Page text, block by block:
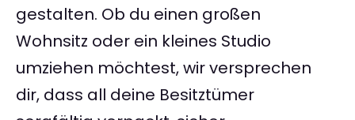
gestalten. Ob du einen großen
Wohnsitz oder ein kleines Studio
umziehen möchtest, wir versprechen
dir, dass all deine Besitztümer